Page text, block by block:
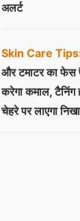
अलर्ट
Skin Care
और टमाटर का फेस
करेगा कमाल, टैनिंग
चेहरे पर लाएगा